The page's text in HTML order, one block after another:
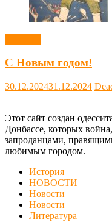
С Новым годом!
30.12.202431.12.2024
Этот сайт создан
Донбассе, которых
запроданцами,
любимым городом.
История
НОВОСТИ
Новости
Новости
Литература